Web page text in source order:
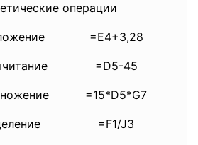
операции
=E4+3,28
=D5-45
=15*D5*G7
=F1/J3